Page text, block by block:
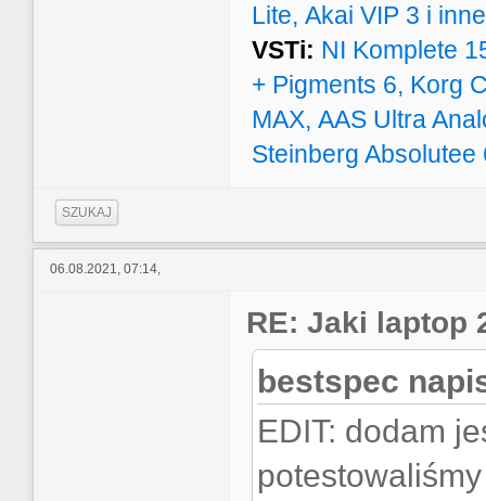
Lite, Akai VIP 3 i
VSTi: NI Komplete
+ Pigments 6, Korg
MAX, AAS Ultra
Steinberg Absolutee
SZUKAJ
06.08.2021, 07:14,
RE: Jaki laptop
bestspec
EDIT: dodam